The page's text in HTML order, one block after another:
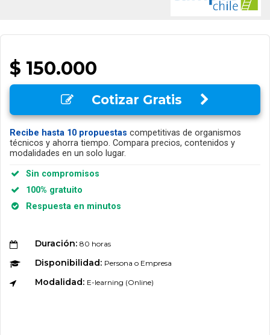
$ 150.000
Cotizar Gratis
Recibe hasta 10 propuestas competitivas de organismos
técnicos y ahorra tiempo. Compara precios, contenidos y
modalidades en un solo lugar.
Sin compromisos
100% gratuito
Respuesta en minutos
Duración: 80 horas
Disponibilidad: Persona o Empresa
Modalidad: E-learning (Online)